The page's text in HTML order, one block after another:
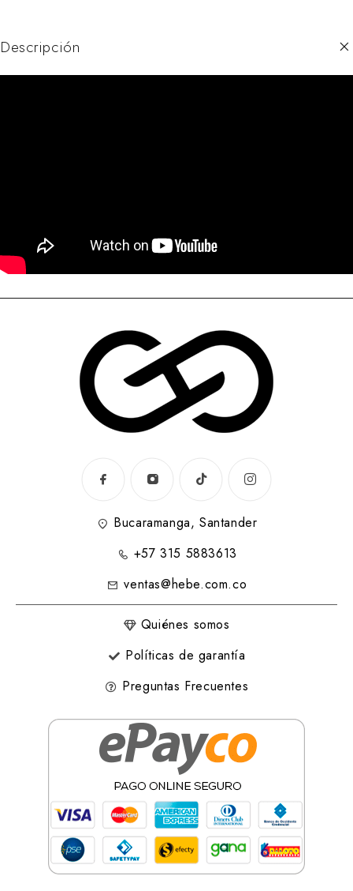
Descripción
Bucaramanga, Santander
+57 315 5883613
ventas@hebe.com.co
Quiénes somos
Políticas de garantía
Preguntas Frecuentes